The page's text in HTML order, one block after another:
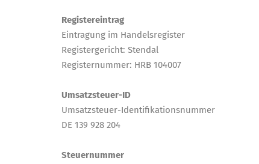
Registereintrag
Eintragung im Handelsregister
Registergericht: Stendal
Registernummer: HRB 104007
Umsatzsteuer-ID
Umsatzsteuer-Identifikationsnummer
DE 139 928 204
Steuernummer